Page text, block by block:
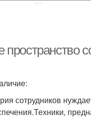
пространство
сотрудников